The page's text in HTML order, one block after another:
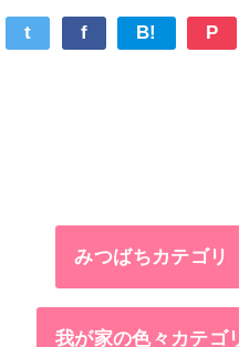
t f B! P
みつばちカテゴリ
我が家の色々カテゴ